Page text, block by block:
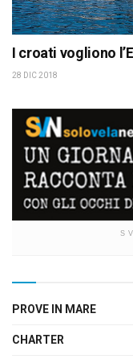
I croati vogliono
28 DIC 2018
PROVE IN MARE
CHARTER